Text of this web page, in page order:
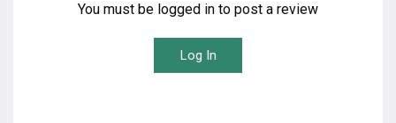
You must be logged in to post a review
Log In